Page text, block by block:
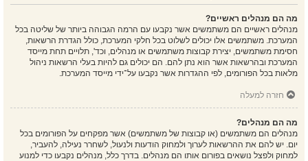
מה הם מנהלים ראשיים?
מנהלים ראשיים הם משתמשים אשר נקבעו עם הרמה הגבוהה ביותר של שליטה בכל
המערכת. משתמשים אלו יכולים לשלוט בכל חלקי המערכת, כולל הגדרת הרשאות,
חסימת משתמשים, יצירת קבוצות משתמשים או מנהלים, וכד', תלויים תחת מייסד
המערכת ובהרשאות אשר הוא נתן להם. הם יכולים גם להיות בעלי הרשאות ניהול
מלאות בכל הפורומים, לפי ההגדרות אשר נקבעו על־ידי מייסד המערכת.
חזרה למעלה
מה הם מנהלים?
מנהלים הם משתמשים (או קבוצות של משתמשים) אשר מפקחים על הפורומים בכל
יום. יש להם את ההרשאות לערוך ולמחוק הודעות ולנעול, לשחרר נעילה, להעביר,
למחוק ולפצל נושאים בפורום אותו הם מנהלים. בדרך כלל, מנהלים נקבעו כדי למנוע